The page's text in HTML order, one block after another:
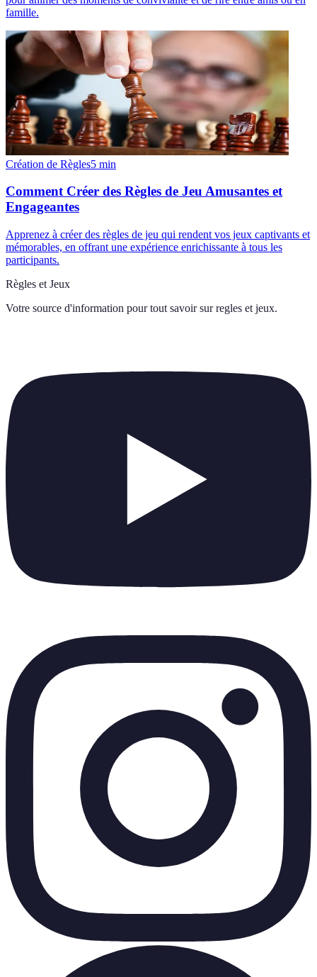
famille.
Création de Règles5 min
Comment Créer des Règles de Jeu Amusantes et
Engageantes
Apprenez à créer des règles de jeu qui rendent vos jeux captivants et
mémorables, en offrant une expérience enrichissante à tous les
participants.
Règles et Jeux
Votre source d'information pour tout savoir sur regles et jeux.